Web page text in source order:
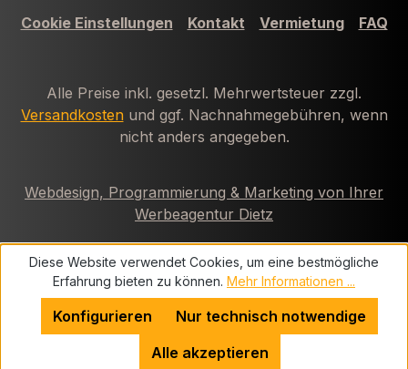
Cookie Einstellungen Kontakt Vermietung FAQ
Alle Preise inkl. gesetzl. Mehrwertsteuer zzgl.
Versandkosten und ggf. Nachnahmegebühren, wenn
nicht anders angegeben.
Webdesign, Programmierung & Marketing von Ihrer
Werbeagentur Dietz
Diese Website verwendet Cookies, um eine bestmögliche
Erfahrung bieten zu können. Mehr Informationen ...
Nur technisch notwendige
Konfigurieren
Alle akzeptieren